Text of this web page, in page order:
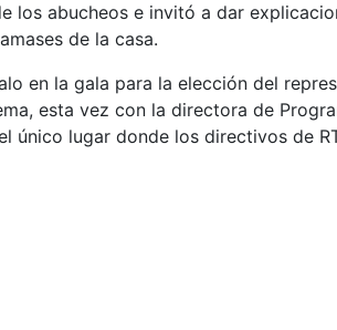
los abucheos e invitó a dar
de la casa.
en la gala para la elección del
esta vez con la directora de
lugar donde los directivos de